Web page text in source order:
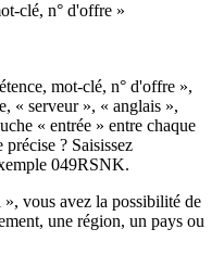
clé, n° d'offre »
mot-clé, n° d'offre »,
« serveur », « anglais »,
« entrée » entre chaque
? Saisissez
049RSNK.
vous avez la possibilité de
une région, un pays ou